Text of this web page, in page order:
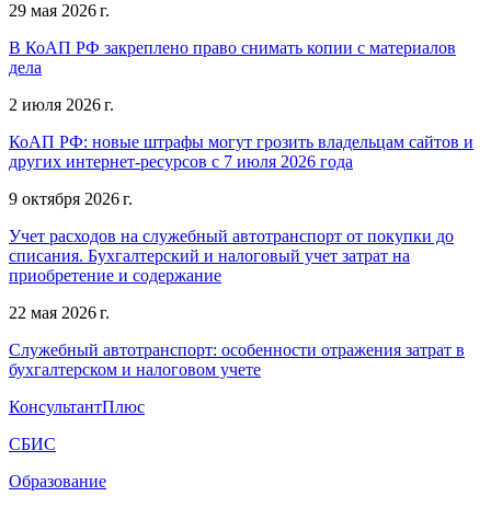
29 мая 2026 г.
В КоАП РФ закреплено право снимать копии с материалов
дела
2 июля 2026 г.
КоАП РФ: новые штрафы могут грозить владельцам сайтов и
других интернет-ресурсов с 7 июля 2026 года
9 октября 2026 г.
Учет расходов на служебный автотранспорт от покупки до
списания. Бухгалтерский и налоговый учет затрат на
приобретение и содержание
22 мая 2026 г.
Служебный автотранспорт: особенности отражения затрат в
бухгалтерском и налоговом учете
КонсультантПлюс
СБИС
Образование